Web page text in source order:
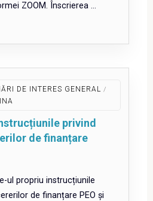
ZOOM. Înscrierea …
DE INTERES GENERAL /
privind
de finanțare
ul propriu instrucțiunile
de finanțare PEO și